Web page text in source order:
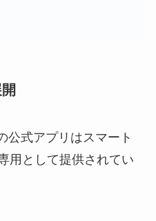
公式アプリはスマート
用として提供されてい